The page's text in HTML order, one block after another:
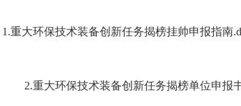
1.重大环保技术装备创新任务揭榜挂帅申报指南
2.重大环保技术装备创新任务揭榜单位申报